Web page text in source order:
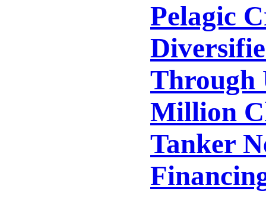
Pelagic
Through
Million
Tanker